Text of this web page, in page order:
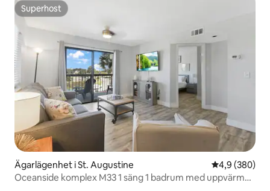
Superhost
Superhost
Ägarlägenhet i St. Augustine 4,9 av 5 i
4,9 (380)
Oceanside komplex M33 1 säng 1 badrum med uppvärmd